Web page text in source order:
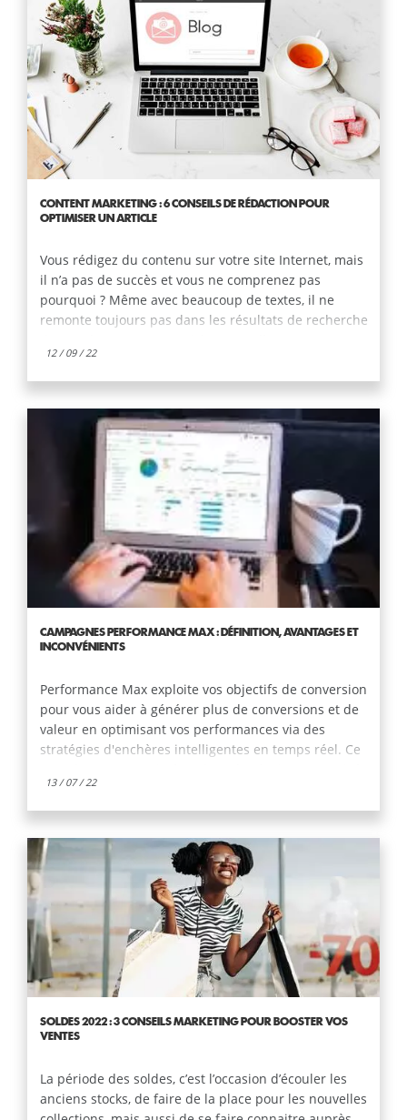
CONTENT MARKETING : 6 CONSEILS DE RÉDACTION POUR
OPTIMISER UN ARTICLE
Vous rédigez du contenu sur votre site Internet, mais
il n’a pas de succès et vous ne comprenez pas
pourquoi ? Même avec beaucoup de textes, il ne
remonte toujours pas dans les résultats de recherche
expliquer les étapes importantes à suivre pour
optimiser vos textes pour le SEO et pour enfin être
Sachez que sans article optimisé pour le SEO, votre
stratégie de content marketing ne sera pas
totalement efficace.
12 / 09 / 22
CAMPAGNES PERFORMANCE MAX : DÉFINITION, AVANTAGES ET
INCONVÉNIENTS
Performance Max exploite vos objectifs de conversion
pour vous aider à générer plus de conversions et de
valeur en optimisant vos performances via des
stratégies d'enchères intelligentes en temps réel. Ce
de Google pour les enchères, l'optimisation du
budget, les audiences, les créations, l'attribution, etc.
publicitaires (par exemple, le CPA ou le ROAS cible
que vous définissez), ainsi que des ressources
créatives, des signaux d'audience et des flux de
données éventuels que vous fournissez.
13 / 07 / 22
SOLDES 2022 : 3 CONSEILS MARKETING POUR BOOSTER VOS
VENTES
La période des soldes, c’est l’occasion d’écouler les
anciens stocks, de faire de la place pour les nouvelles